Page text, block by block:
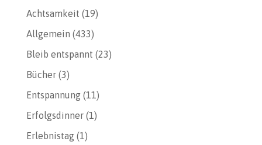
Achtsamkeit (19)
Allgemein (433)
Bleib entspannt (23)
Bücher(3)
Entspannung(11)
Erfolgsdinner(1)
Erlebnistag(1)